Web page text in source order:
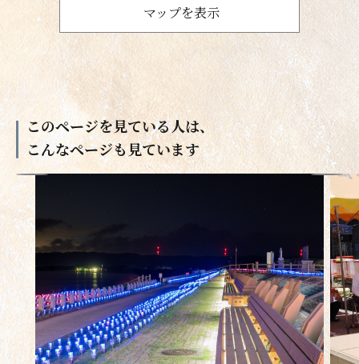
マップを表示
このページを見ている人は、
こんなページも見ています